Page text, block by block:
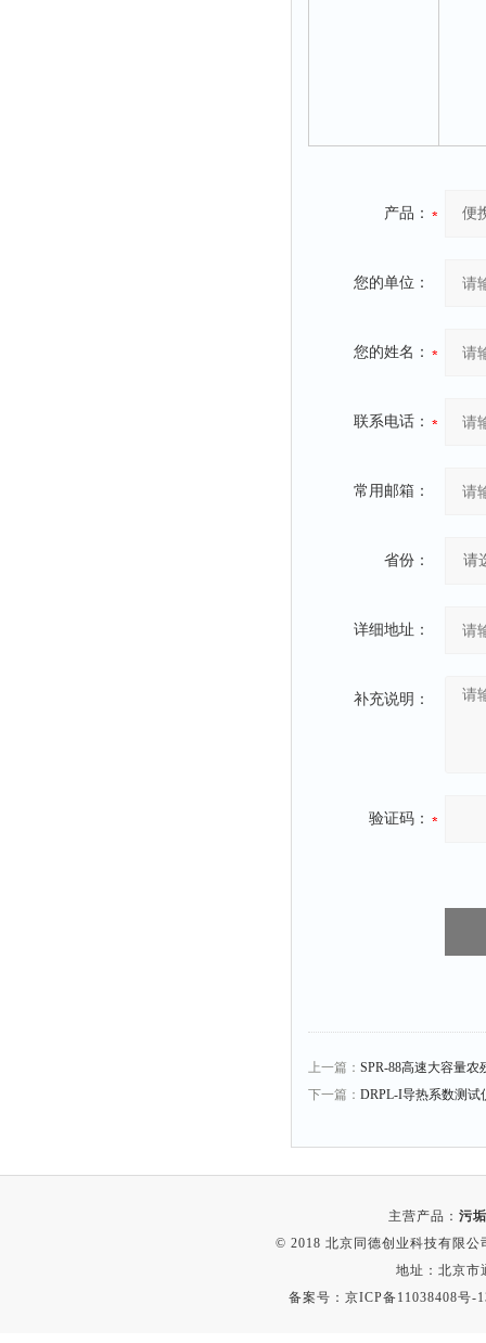
产品：
您的单位：
您的姓名：
联系电话：
常用邮箱：
省份：
详细地址：
补充说明：
验证码：
上一篇： SPR-88高速大容量农
下一篇： DRPL-I导热系数测试
主营产品： 污
© 2018 北京同德创业科技有限
地址：北京市
备案号： 京ICP备11038408号-